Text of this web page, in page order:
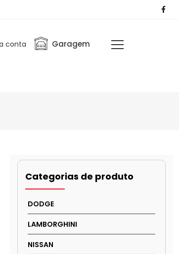
conta Garagem
Categorias de produto
DODGE
LAMBORGHINI
NISSAN